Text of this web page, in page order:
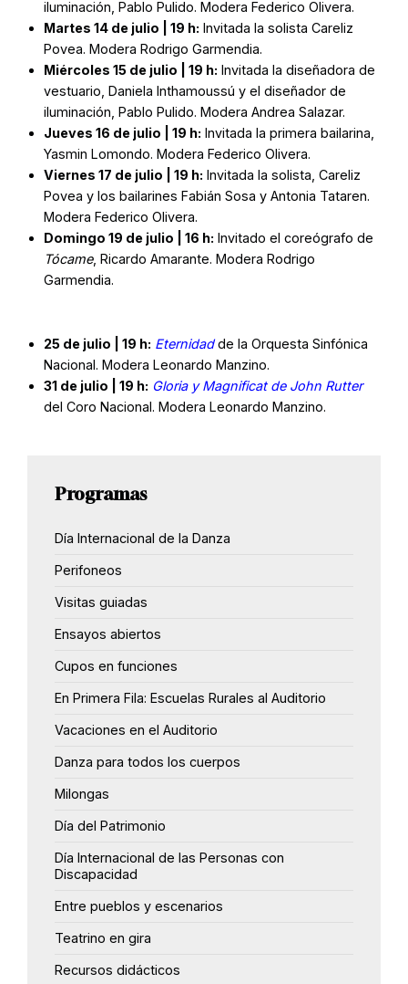
iluminación, Pablo Pulido. Modera Federico Olivera.
Martes 14 de julio | 19 h: Invitada la solista Careliz
Povea. Modera Rodrigo Garmendia.
Miércoles 15 de julio | 19 h: Invitada la diseñadora de
vestuario, Daniela Inthamoussú y el diseñador de
iluminación, Pablo Pulido. Modera Andrea Salazar.
Jueves 16 de julio | 19 h: Invitada la primera bailarina,
Yasmin Lomondo. Modera Federico Olivera.
Viernes 17 de julio | 19 h: Invitada la solista, Careliz
Povea y los bailarines Fabián Sosa y Antonia Tataren.
Modera Federico Olivera.
Domingo 19 de julio | 16 h: Invitado el coreógrafo de
Tócame, Ricardo Amarante. Modera Rodrigo
Garmendia.
25 de julio | 19 h: Eternidadde la Orquesta Sinfónica
Nacional. Modera Leonardo Manzino.
31 de julio | 19 h: Gloria y Magnificat de John Rutter
del Coro Nacional. Modera Leonardo Manzino.
Programas
Día Internacional de la Danza
Perifoneos
Visitas guiadas
Ensayos abiertos
Cupos en funciones
En Primera Fila: Escuelas Rurales al Auditorio
Vacaciones en el Auditorio
Danza para todos los cuerpos
Milongas
Día del Patrimonio
Día Internacional de las Personas con
Discapacidad
Entre pueblos y escenarios
Teatrino en gira
Recursos didácticos